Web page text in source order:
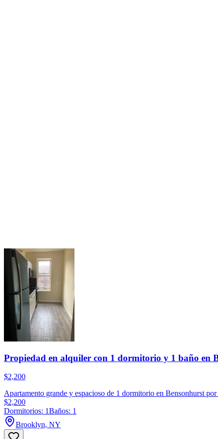
Propiedad en alquiler con 1 dormitorio y 1 baño en
$2,200
Apartamento grande y espacioso de 1 dormitorio en Bensonhurst
$2,200
Dormitorios: 1Baños: 1
Brooklyn, NY